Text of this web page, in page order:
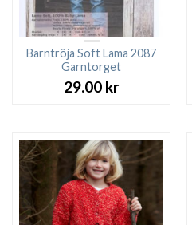
Barntröja Soft Lama 2087
Garntorget
29.00 kr